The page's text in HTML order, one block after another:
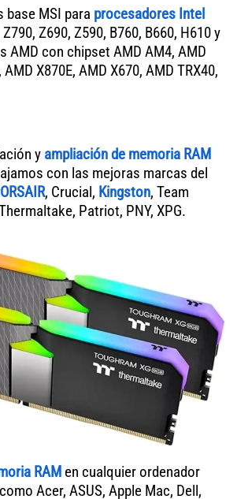
MSI para procesadores Intel
Z690, Z590, B760, B660, H610 y
AMD con chipset AMD AM4, AMD
X870E, AMD X670, AMD TRX40,
y ampliación de memoria RAM
con las mejoras marcas del
, Crucial, Kingston, Team
Patriot, PNY, XPG.
RAM en cualquier ordenador
Acer, ASUS, Apple Mac, Dell,